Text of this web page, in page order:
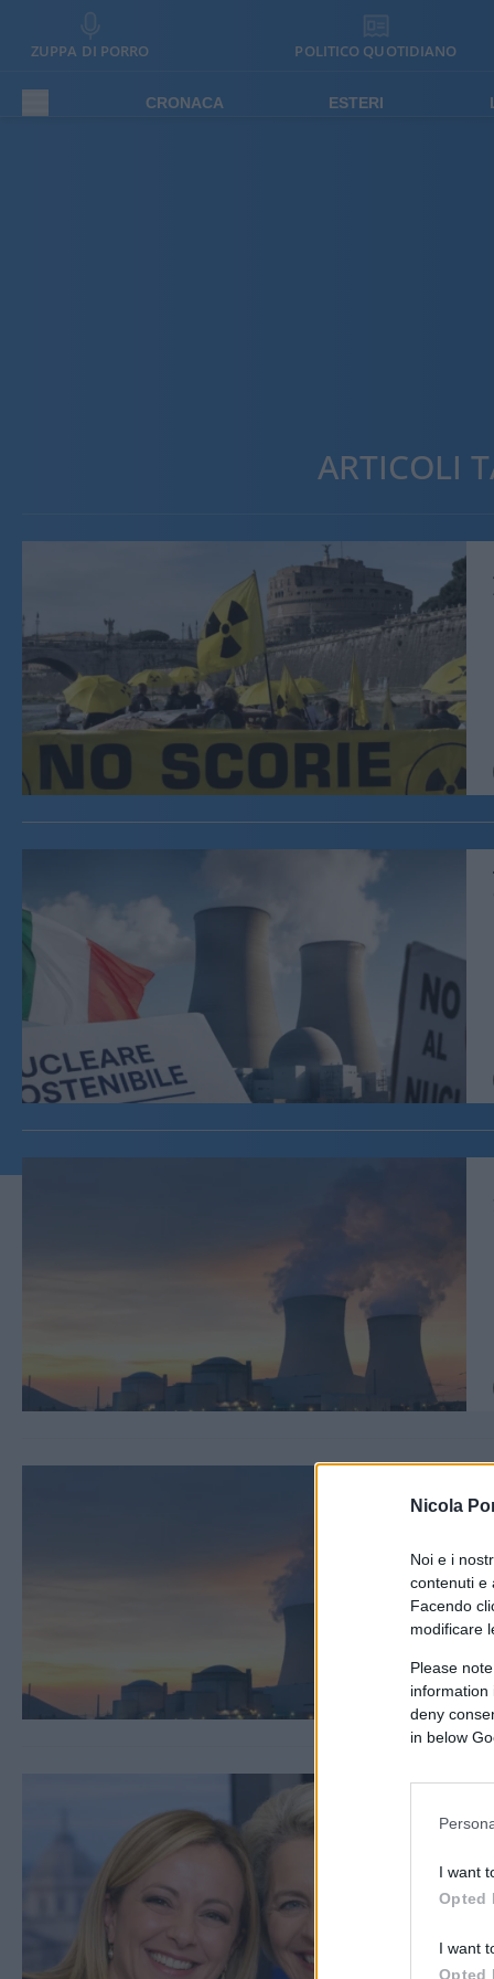
Nicola
Noi e i
contenuti e
Facendo
modificare
Please
information
deny
in below
I want
Opted
I want
Opted
ZUPPA DI PORRO POLITICO QUOTIDIANO
CRONACA ESTERI
ARTICOLI